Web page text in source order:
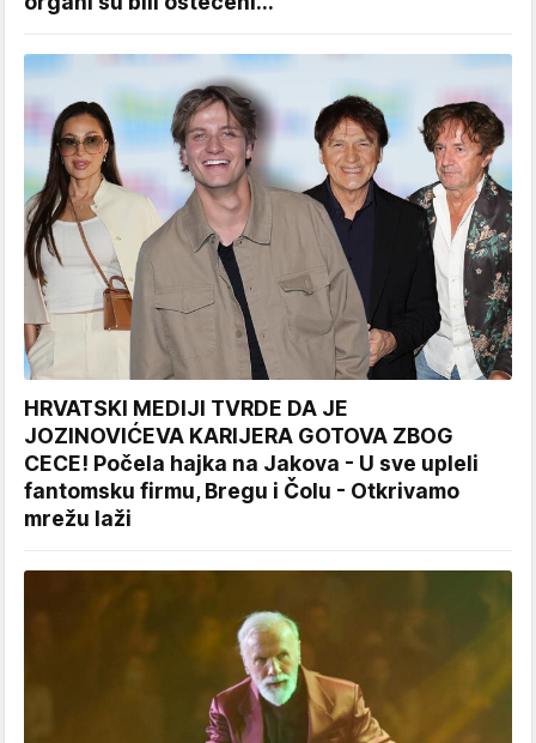
HRVATSKI MEDIJI TVRDE DA JE
JOZINOVIĆEVA KARIJERA GOTOVA ZBOG
CECE! Počela hajka na Jakova - U sve upleli
fantomsku firmu, Bregu i Čolu - Otkrivamo
mrežu laži